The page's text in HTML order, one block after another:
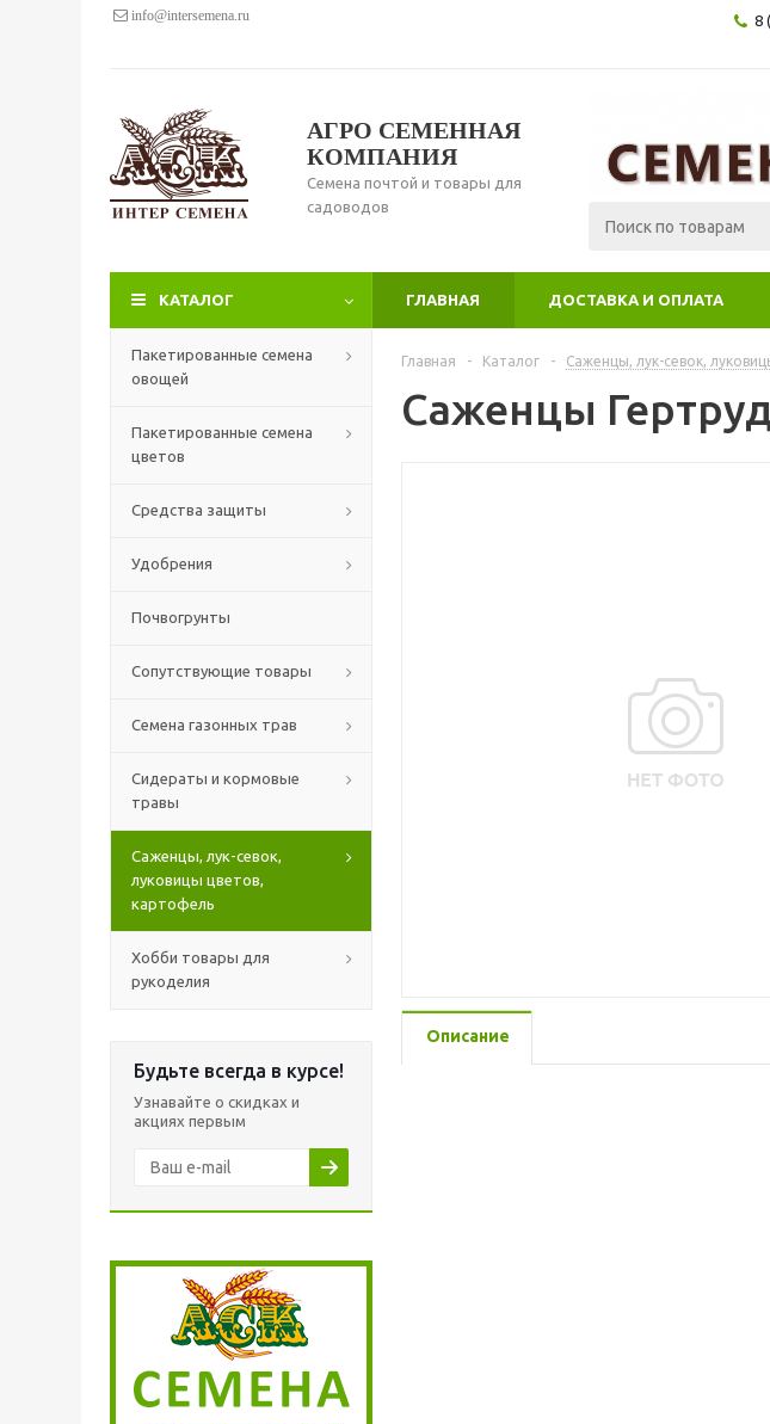
info@intersemena.ru 8
АГРО СЕМЕННАЯ
КОМПАНИЯ
Семена почтой и товары для
садоводов
КАТАЛОГ ГЛАВНАЯ ДОСТАВКА И ОПЛАТА
Пакетированные семена
овощей
Пакетированные семена
цветов
Средства защиты
Удобрения
Почвогрунты
Сопутствующие товары
Семена газонных трав
Сидераты и кормовые
травы
Саженцы, лук-севок,
луковицы цветов,
картофель
Хобби товары для
рукоделия
Будьте всегда в курсе!
Узнавайте о скидках и
акциях первым
Главная - Каталог - Саженцы, лук-севок,
Саженцы
Описание